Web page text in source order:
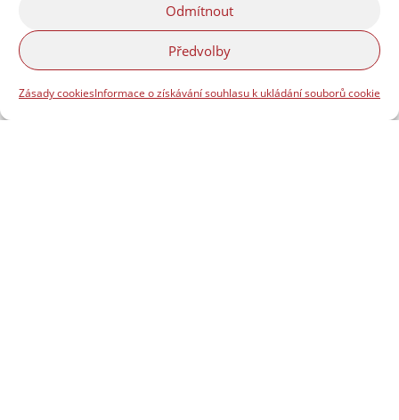
Odmítnout
Předvolby
Zásady cookiesInformace o získávání souhlasu k ukládání souborů cookie